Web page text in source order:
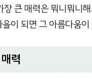
장 큰 매력은 뭐니뭐니
이 되면 그 아름다움이
력